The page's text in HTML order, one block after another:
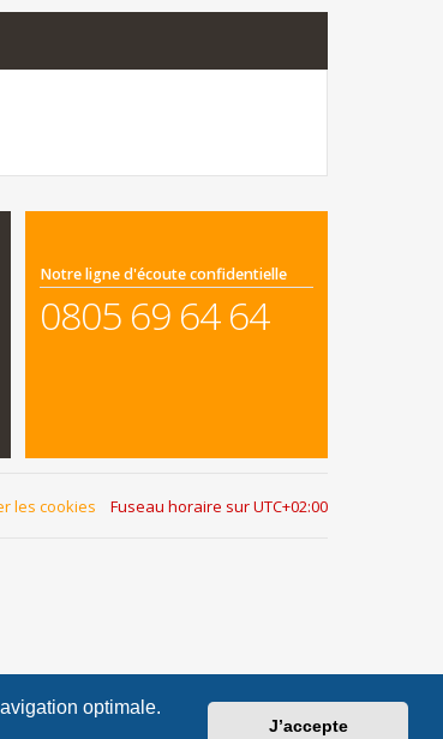
optimale.
J’accepte
Notre ligne d'écoute confidentielle
0805 69 64 64
Fuseau horaire surUTC+02:00
les cookies